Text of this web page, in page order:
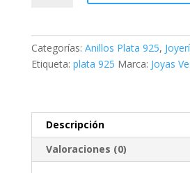
cantidad
Categorías: Anillos Plata 925,
Etiqueta: plata 925 Marca: Joyas
Descripción
Valoraciones (0)